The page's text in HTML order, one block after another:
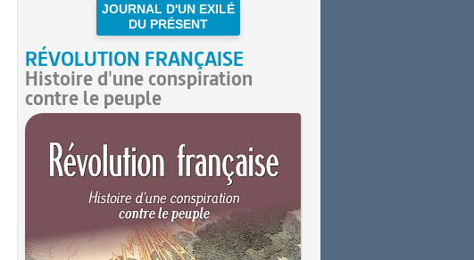
JOURNAL D'UN EXILÉ
DU PRÉSENT
RÉVOLUTION FRANÇAISE
Histoire d'une conspiration
contre le peuple